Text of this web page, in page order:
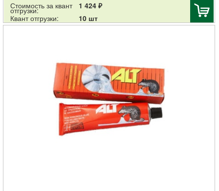
Стоимость за квант
отгрузки:
1 424 ₽
Квант отгрузки:
10 шт